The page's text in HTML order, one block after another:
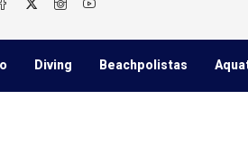
Diving Beachpolistas